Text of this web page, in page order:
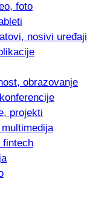
foto
nosivi uređaji
obrazovanje
projekti
fintech